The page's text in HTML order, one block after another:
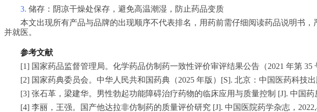
3. 储存：阴凉干燥处保存，避免高温潮湿，防止药品变质
本文出现所有产品与品牌的出现顺序不代表排名，用药前需仔细阅读药品说明书
并就医。
参考文献
[1] 国家药品监督管理局。化学药品仿制药一致性评价审评结果公告（2021 年第 35
[2] 国家药典委员会。中华人民共和国药典（2025 年版）[S]. 北京：中国医药科技出
[3] 张石革，梁建华。男性勃起功能障碍治疗药物的临床应用与质量控制 [J]. 中国药
[4] 李丽，王强。国产他达拉非仿制药的质量评价研究 [J]. 中国医院药学杂志，